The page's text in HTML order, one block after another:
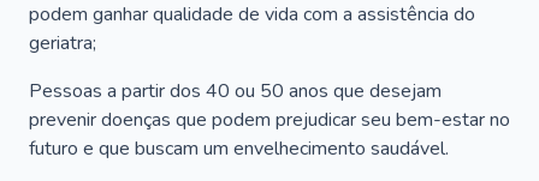
podem ganhar qualidade de vida com a assistência do
geriatra;
Pessoas a partir dos 40 ou 50 anos que desejam
prevenir doenças que podem prejudicar seu bem-estar no
futuro e que buscam um envelhecimento saudável.